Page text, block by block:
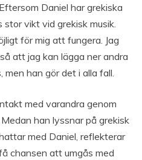
Daniel har grekiska
vikt vid grekisk musik.
för mig att fungera. Jag
att jag kan lägga ner andra
men han gör det i alla fall.
med varandra genom
han lyssnar på grekisk
med Daniel, reflekterar
chansen att umgås med